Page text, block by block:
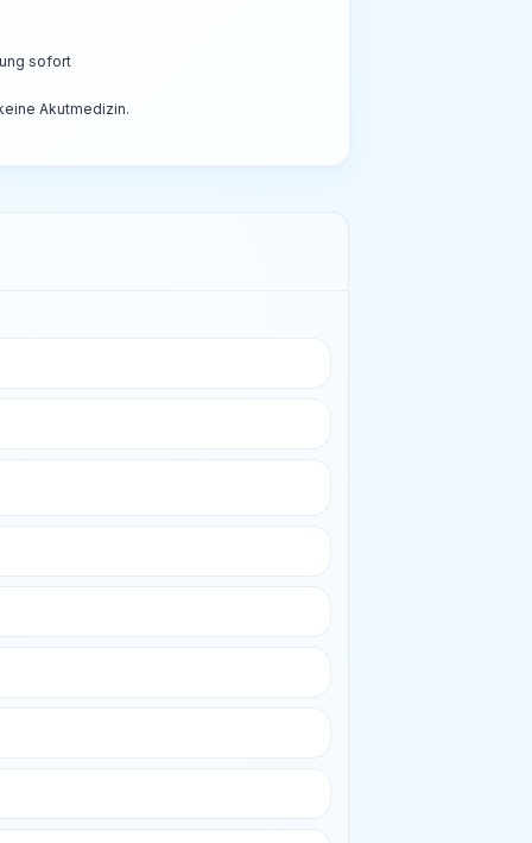
sofort
Akutmedizin.